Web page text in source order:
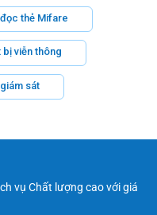
thẻ Mifare
bị viễn thông
sát
vụ Chất lượng cao với giá